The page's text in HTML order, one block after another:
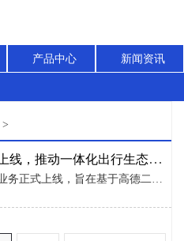
产品中心 新闻资讯
>
高德顺风车正式上线，推动一体化出行生态建设
近日，高德顺风车业务正式上线，旨在基于高德二十余年的地图导航和交通科技储备，优化出行资源配置，打造车主与乘客之间精准对接的信息撮合平台，提供高效、舒适、低碳的共享出行服务，完善高德一体化出行服务生态矩阵。 近年来，越来越多的车主使用高德地图导航出行，并希望在日常行程中实现闲置座位的有效利用，以降低交通出行成本；与此同时，不少乘客们也期望能够拥有更加个性化和便捷舒适、尤其更适合远距离行程的预约出行方式。 如何更好的利用技术，确保司乘双方的需求匹配精准度以及接送路线的合理性，是顺风车业务保证体验、